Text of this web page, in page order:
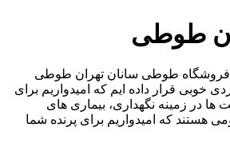
طوطی
طوطی سانان تهران طوطی
خوبی قرار داده ایم که امیدواریم برای
ها در زمینه نگهداری، بیماری های
هستند که امیدواریم برای پرنده شما